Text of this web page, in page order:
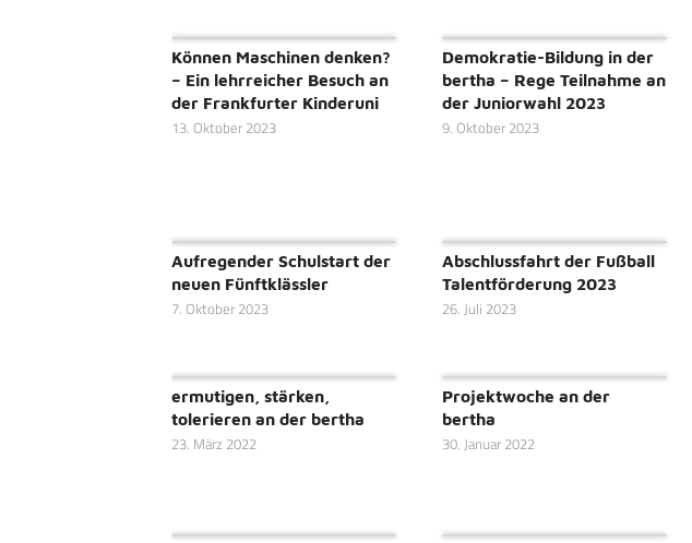
Können Maschinen denken?
– Ein lehrreicher Besuch an
der Frankfurter Kinderuni
13. Oktober 2023
Demokratie-Bildung in der
bertha – Rege Teilnahme an
der Juniorwahl 2023
9. Oktober 2023
Aufregender Schulstart der
neuen Fünftklässler
7. Oktober 2023
Abschlussfahrt der Fußball
Talentförderung 2023
26. Juli 2023
ermutigen, stärken,
tolerieren an der bertha
23. März 2022
Projektwoche an der
bertha
30. Januar 2022